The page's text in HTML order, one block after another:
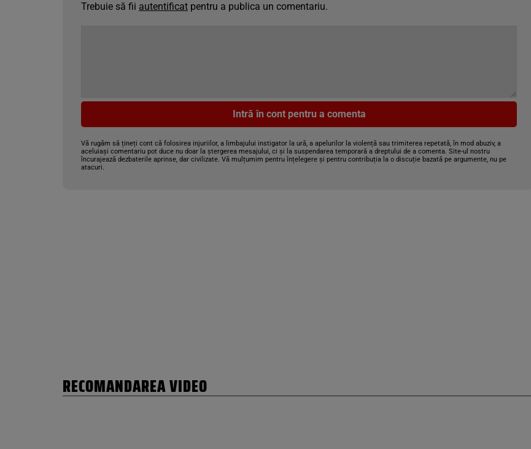
Trebuie să fii autentificat pentru a publica un comentariu.
Intră în cont pentru a comenta
Vă rugăm să țineți cont că folosirea injuriilor, a limbajului instigator la ură, a apelurilor la violență sau trimiterea repetată, în mod abuziv, a
aceluiași comentariu pot duce nu doar la ștergerea mesajului, ci și la suspendarea temporară a dreptului de a comenta. Site-ul nostru
încurajează dezbaterile aprinse, dar civilizate. Vă mulțumim pentru înțelegere și pentru contribuția la o discuție bazată pe argumente, nu pe
atacuri.
RECOMANDAREA VIDEO